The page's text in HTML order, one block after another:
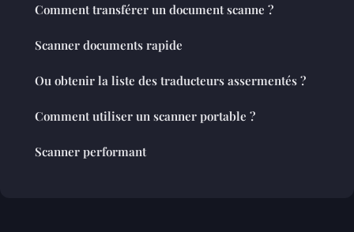
Comment transférer un document scanne ?
Scanner documents rapide
Ou obtenir la liste des traducteurs assermentés ?
Comment utiliser un scanner portable ?
Scanner performant